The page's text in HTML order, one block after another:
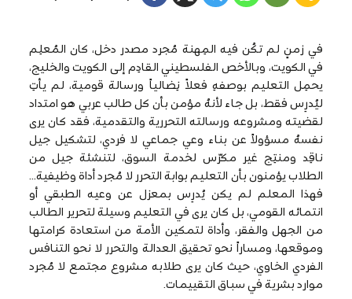
في زمنٍ لم تكُن فيه المِهنة مُجرد مصدر دخل، كان المُعلِم
في الكويت، وبالأخص الفلسطيني القادِم إلى الكويت والخليج،
يحمِل التعليم بوصفهِ فعلاً نِضالياً ورسالة قومية، لم يأتِ
ليُدرِس فقط، بل جاء لأنهُ مؤمن بأن كل طالب عربي هو امتداد
لقضيته ومشروعه ورسالته التحررية والتقدمية، فقد كان يرى
نفسهُ مسؤولاً عن بناء وعي جماعي لا فردي، لتشكيل جيل
ناقِد ومنتِج غير مكرّس لخدمة السوق، لتنشئة جيل من
الطلاب يؤمنون بأن التعليم بوابة التحرر لا مُجرد أداة وظيفية…
فهذا المعلم لم يكن يُدرِس بمعزل عن وعيه الطبقي أو
انتمائه القومي، بل كان يرى في التعليم وسيلة لتحرير الطالب
من الجهل والفقر، وأداة لتمكين الأمة من استعادة كرامتها
وموقعها، ومساراً نحو تحقيق العدالة والتحرر لا نحو التنافس
الفردي الخاوي، حيث كان يرى طلابه مشروع مجتمع لا مُجرد
موارد بشرية في سباق التقييمات.